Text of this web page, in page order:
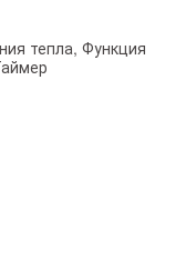
тепла, Функция